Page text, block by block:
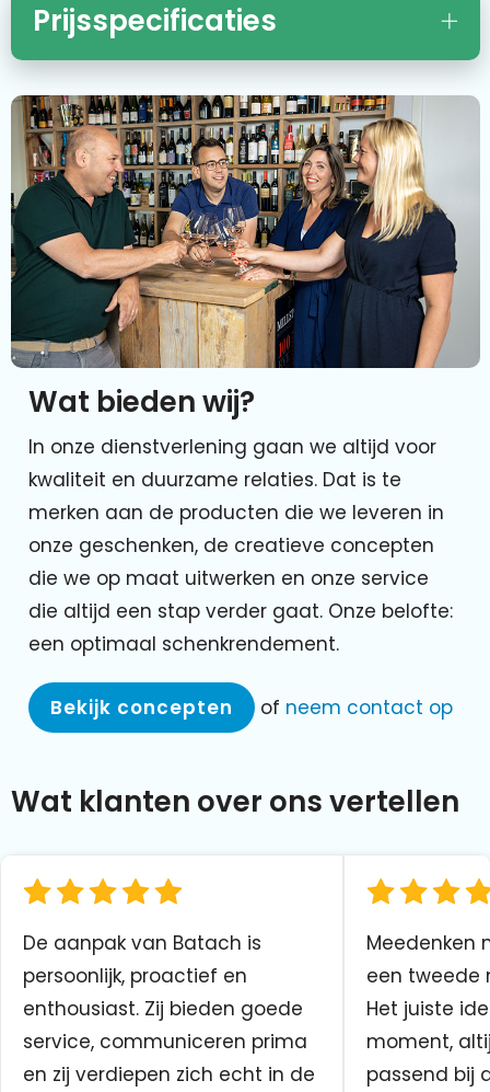
Prijsspecificaties
Wat bieden wij?
In onze dienstverlening gaan we altijd voor
kwaliteit en duurzame relaties. Dat is te
merken aan de producten die we leveren in
onze geschenken, de creatieve concepten
die we op maat uitwerken en onze service
die altijd een stap verder gaat. Onze belofte:
een optimaal schenkrendement.
Bekijk concepten of neem contact op
Wat klanten over ons vertellen
De aanpak van Batach is
persoonlijk, proactief en
enthousiast. Zij bieden goede
service, communiceren prima
en zij verdiepen zich echt in de
Meedenken
een tweede
Het juiste
moment,
passend bij